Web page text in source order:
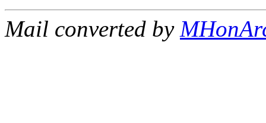
Mail converted by